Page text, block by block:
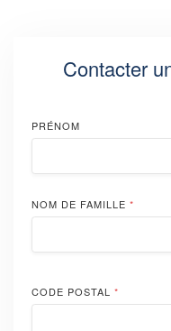
Contacter
PRÉNOM
NOM DE FAMILLE *
CODE POSTAL *